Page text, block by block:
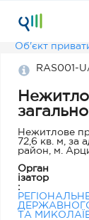
Об'єкт
RAS001-
Нежитлове
72,6 кв. м, за
район, м.
Орган
ізатор
:
ТА